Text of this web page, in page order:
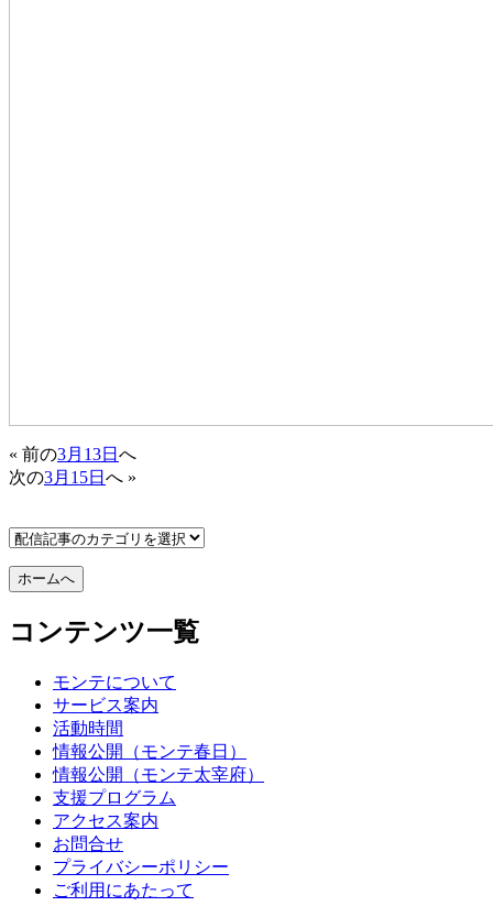
« 前の3月13日 へ
次の3月15日 へ »
コンテンツ一覧
モンテについて
サービス案内
活動時間
情報公開（モンテ春日）
情報公開（モンテ太宰府）
支援プログラム
アクセス案内
お問合せ
プライバシーポリシー
ご利用にあたって